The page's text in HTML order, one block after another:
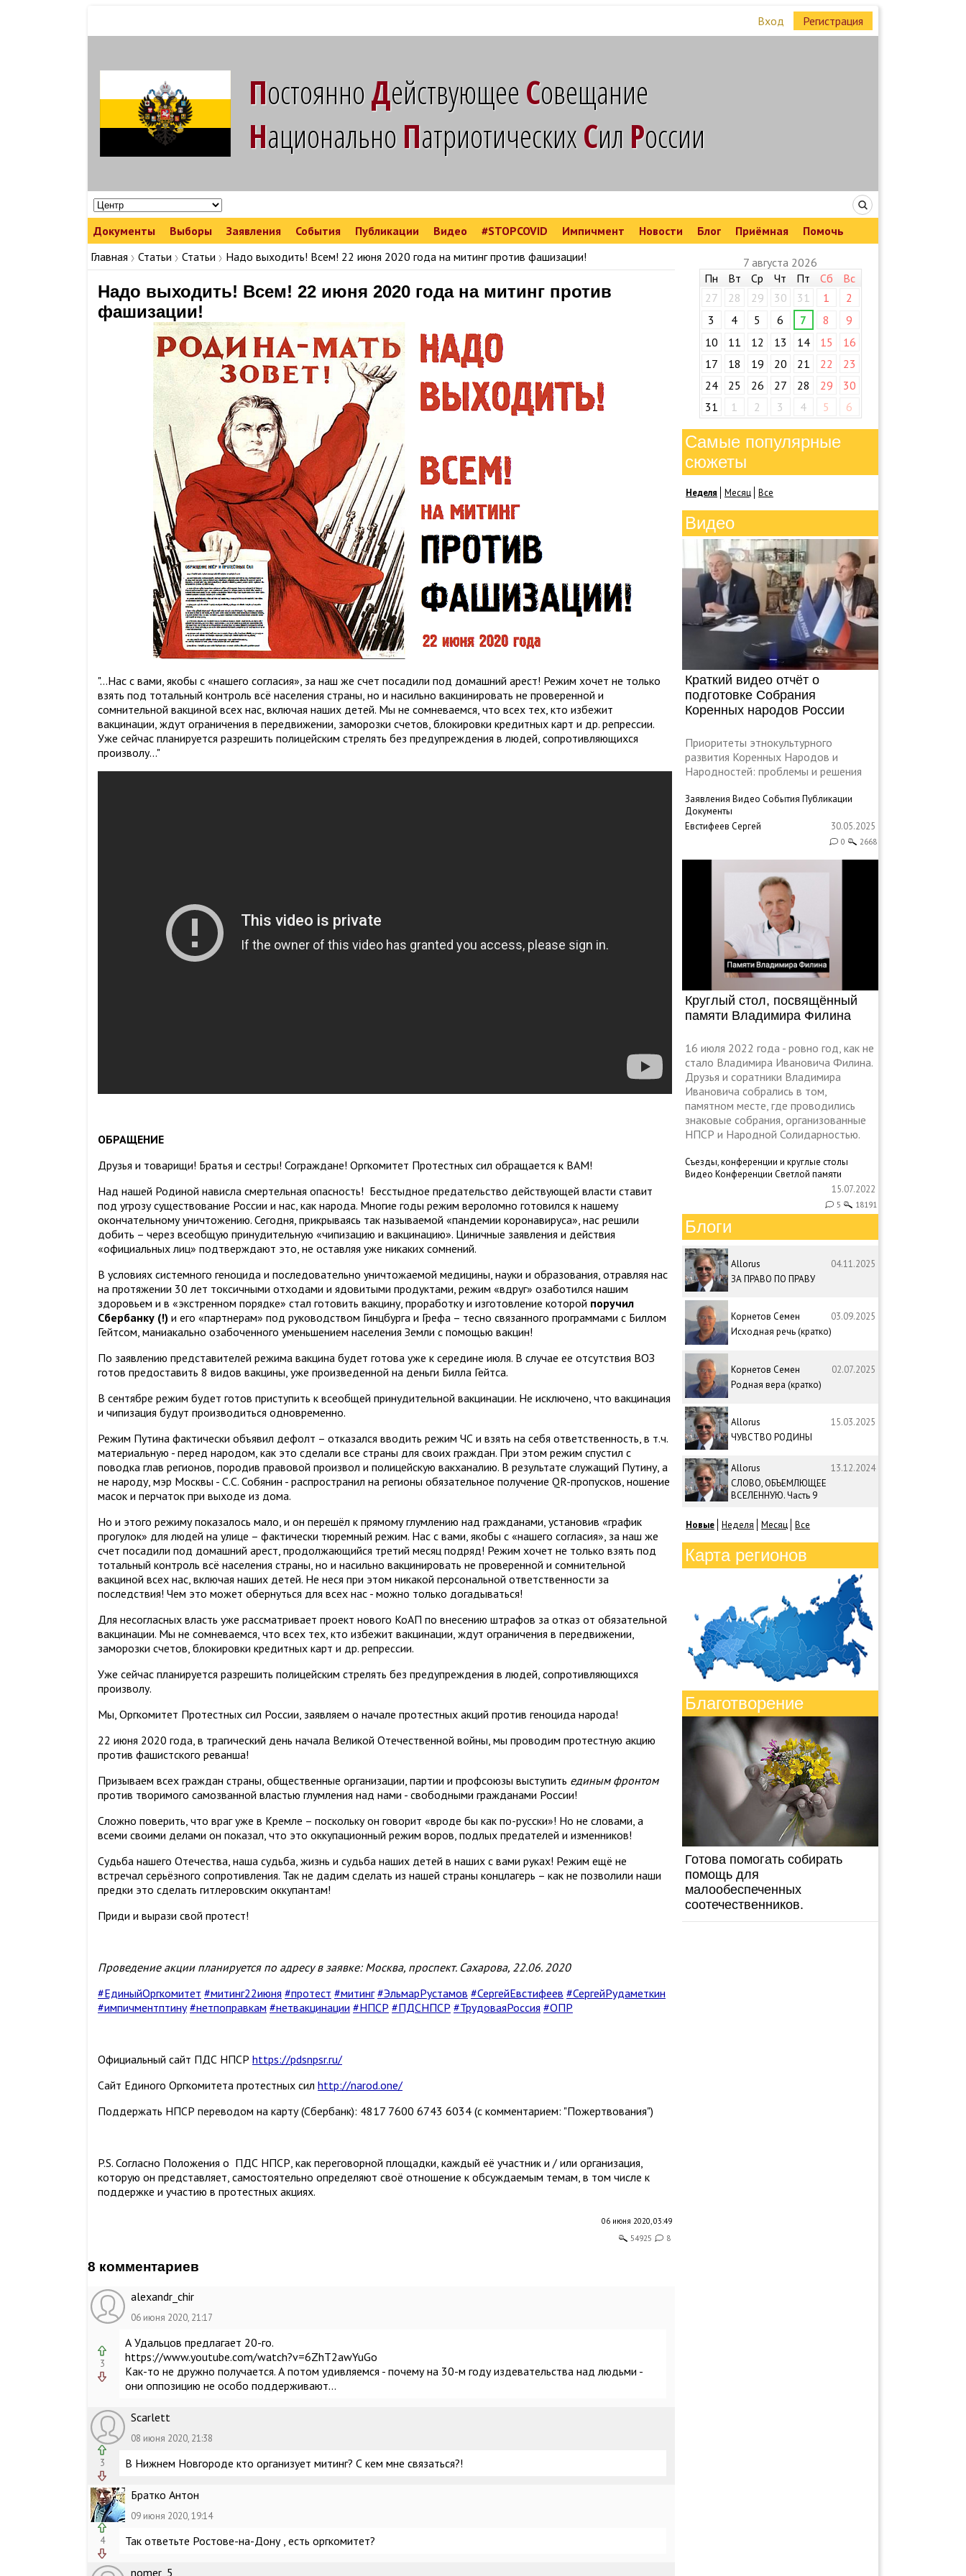
Вход Регистрация
Постоянно действующее совещание
национально
патриотических сил России
Документы Выборы Заявления События Публикации Видео #STOPCOVID Импичмент Новости Блог Приёмная
Помочь
Главная
Статьи Статьи Надо выходить! Всем! 22 июня 2020 года на митинг против фашизации!
Надо выходить! Всем! 22 июня 2020 года на митинг против
фашизации!
"...Нас с вами, якобы с «нашего согласия», за наш же счет посадили под домашний арест! Режим хочет не только
взять под тотальный контроль всё населения страны, но и насильно вакцинировать не проверенной и
сомнительной вакциной всех нас, включая наших детей. Мы не сомневаемся, что всех тех, кто избежит
вакцинации, ждут ограничения в передвижении, заморозки счетов, блокировки кредитных карт и др. репрессии.
Уже сейчас планируется разрешить полицейским стрелять без предупреждения в людей, сопротивляющихся
произволу..."
ОБРАЩЕНИЕ
Друзья и товарищи! Братья и сестры! Сограждане! Оргкомитет Протестных сил обращается к ВАМ!
Над нашей Родиной нависла смертельная опасность! Бесстыдное предательство действующей власти ставит
под угрозу существование России и нас, как народа. Многие годы режим вероломно готовился к нашему
окончательному уничтожению. Сегодня, прикрываясь так называемой «пандемии коронавируса», нас решили
добить – через всеобщую принудительную «чипизацию и вакцинацию». Циничные заявления и действия
«официальных лиц» подтверждают это, не оставляя уже никаких сомнений.
В условиях системного геноцида и последовательно уничтожаемой медицины, науки и образования, отравляя нас
на протяжении 30 лет токсичными отходами и ядовитыми продуктами, режим «вдруг» озаботился нашим
здоровьем и в «экстренном порядке» стал готовить вакцину, проработку и изготовление которой поручил
Сбербанку (!) и его «партнерам» под руководством Гинцбурга и Грефа – тесно связанного программами с Биллом
Гейтсом, маниакально озабоченного уменьшением населения Земли с помощью вакцин!
По заявлению представителей режима вакцина будет готова уже к середине июля. В случае ее отсутствия ВОЗ
готов предоставить 8 видов вакцины, уже произведенной на деньги Билла Гейтса.
В сентябре режим будет готов приступить к всеобщей принудительной вакцинации. Не исключено, что вакцинация
и чипизация будут производиться одновременно.
Режим Путина фактически объявил дефолт – отказался вводить режим ЧС и взять на себя ответственность, в т.ч.
материальную - перед народом, как это сделали все страны для своих граждан. При этом режим спустил с
поводка глав регионов, породив правовой произвол и полицейскую вакханалию. В результате служащий Путину, а
не народу, мэр Москвы - С.С. Собянин - распространил на регионы обязательное получение QR-пропусков, ношение
масок и перчаток при выходе из дома.
Но и этого режиму показалось мало, и он перешёл к прямому глумлению над гражданами, установив «график
прогулок» для людей на улице – фактически тюремный режим. Нас с вами, якобы с «нашего согласия», за наш же
счет посадили под домашний арест, продолжающийся третий месяц подряд! Режим хочет не только взять под
тотальный контроль всё населения страны, но и насильно вакцинировать не проверенной и сомнительной
вакциной всех нас, включая наших детей. Не неся при этом никакой персональной ответственности за
последствия! Чем это может обернуться для всех нас - можно только догадываться!
Для несогласных власть уже рассматривает проект нового КоАП по внесению штрафов за отказ от обязательной
вакцинации. Мы не сомневаемся, что всех тех, кто избежит вакцинации, ждут ограничения в передвижении,
заморозки счетов, блокировки кредитных карт и др. репрессии.
Уже сейчас планируется разрешить полицейским стрелять без предупреждения в людей, сопротивляющихся
произволу.
Мы, Оргкомитет Протестных сил России, заявляем о начале протестных акций против геноцида народа!
22 июня 2020 года, в трагический день начала Великой Отечественной войны, мы проводим протестную акцию
против фашистского реванша!
Призываем всех граждан страны, общественные организации, партии и профсоюзы выступить единым фронтом
против творимого самозванной властью глумления над нами - свободными гражданами России!
Сложно поверить, что враг уже в Кремле – поскольку он говорит «вроде бы как по-русски»! Но не словами, а
всеми своими делами он показал, что это оккупационный режим воров, подлых предателей и изменников!
Судьба нашего Отечества, наша судьба, жизнь и судьба наших детей в наших с вами руках! Режим ещё не
встречал серьёзного сопротивления. Так не дадим сделать из нашей страны концлагерь – как не позволили наши
предки это сделать гитлеровским оккупантам!
Приди и вырази свой протест!
Проведение акции планируется по адресу в заявке: Москва, проспект. Сахарова, 22.06. 2020
#ЕдиныйОргкомитет #митинг22июня #протест #митинг #ЭльмарРустамов #СергейЕвстифеев #СергейРудаметкин
#импичментптину #нетпоправкам #нетвакцинации #НПСР #ПДСНПСР #ТрудоваяРоссия #ОПР
Официальный сайт ПДС НПСР https://pdsnpsr.ru/
Сайт Единого Оргкомитета протестных сил http://narod.one/
Поддержать НПСР переводом на карту (Сбербанк): 4817 7600 6743 6034 (с комментарием: "Пожертвования")
P.S. Согласно Положения о ПДС НПСР, как переговорной площадки, каждый её участник и / или организация,
которую он представляет, самостоятельно определяют своё отношение к обсуждаемым темам, в том числе к
поддержке и участию в протестных акциях.
06 июня 2020, 03:49
54925
8
8 комментариев
alexandr_chir
06 июня 2020, 21:17
3
А Удальцов предлагает 20-го.
https://www.youtube.com/watch?v=6ZhT2awYuGo
Как-то не дружно получается. А потом удивляемся - почему на 30-м году издевательства над людьми -
они оппозицию не особо поддерживают...
Scarlett
08 июня 2020, 21:38
3
В Нижнем Новгороде кто организует митинг? С кем мне связаться?!
Братко Антон
09 июня 2020, 19:14
4
Так ответьте Ростове-на-Дону , есть оргкомитет?
nomer_5
7 августа 2026
Пн
Вт Ср Чт Пт Сб
Вс
27
28 29 30 31 1
2
3
4 5 6 7 8
9
10
11 12 13 14 15
16
17
18 19 20 21 22
23
24
25 26 27 28 29
30
31
1 2 3 4 5 6
Самые популярные
сюжеты
Неделя Месяц Все
Видео
Краткий видео отчёт о
подготовке Собрания
Коренных народов России
Приоритеты этнокультурного
развития Коренных Народов и
Народностей: проблемы и решения
Заявления Видео События Публикации
Документы
Евстифеев Сергей
30.05.2025
0 2668
Круглый стол, посвящённый
памяти Владимира Филина
16 июля 2022 года - ровно год, как не
стало Владимира Ивановича Филина.
Друзья и соратники Владимира
Ивановича собрались в том,
памятном месте, где проводились
знаковые собрания, организованные
НПСР и Народной Солидарностью.
Съезды, конференции и круглые столы
Видео Конференции Светлой памяти
15.07.2022
5 18191
Блоги
Allorus
04.11.2025
ЗА ПРАВО ПО ПРАВУ
Корнетов Семен
03.09.2025
Исходная речь (кратко)
Корнетов Семен
02.07.2025
Родная вера (кратко)
Allorus
15.03.2025
ЧУВСТВО РОДИНЫ
Allorus
13.12.2024
СЛОВО, ОБЪЕМЛЮЩЕЕ
ВСЕЛЕННУЮ. Часть 9
Новые Неделя Месяц Все
Карта регионов
Благотворение
Готова помогать собирать
помощь для
малообеспеченных
соотечественников.